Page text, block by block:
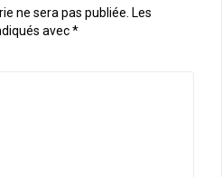
ne sera pas publiée. Les
avec*